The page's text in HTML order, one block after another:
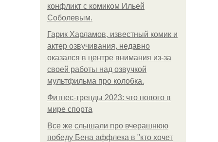
конфликт с комиком Ильей
Соболевым.
Гарик Харламов, известный комик и
актер озвучивания, недавно
оказался в центре внимания из-за
своей работы над озвучкой
мультфильма про колобка.
Фитнес-тренды 2023: что нового в
мире спорта
Все же слышали про вчерашнюю
победу Бена аффлека в "кто хочет